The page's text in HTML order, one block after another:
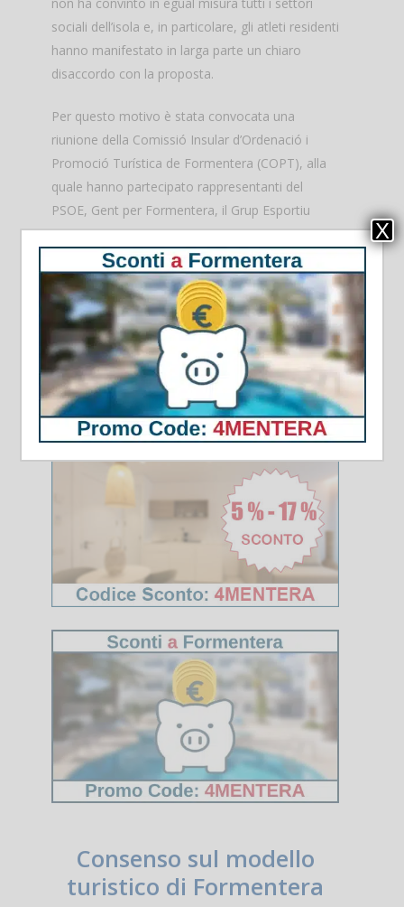
sociali dell’isola e, in particolare, gli atleti residenti
hanno manifestato in larga parte un chiaro
disaccordo con la proposta.
Per questo motivo è stata convocata una
riunione della Comissió Insular d’Ordenació i
Promoció Turística de Formentera (COPT), alla
quale hanno partecipato rappresentanti del
PSOE, Gent per Formentera, il Grup Esportiu
Espalmador, la Federació Hotelera, la
confederazione Pimef, il sindacato UGT e la
Camera di Commercio. Ognuno di loro ha
esposto la propria posizione in merito alla
proposta, sottolineando la necessità di
raggiungere accordi più solidi per decisioni di tale
rilevanza.
Consenso sul modello
turistico di Formentera
X